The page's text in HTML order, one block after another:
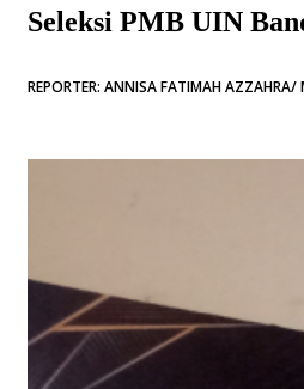
Seleksi PMB UIN
REPORTER: ANNISA FATIMAH